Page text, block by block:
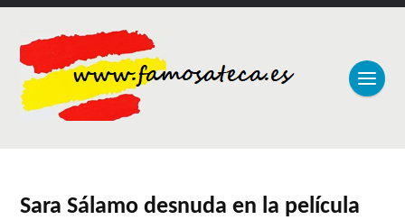
Sara Sálamo desnuda en la película